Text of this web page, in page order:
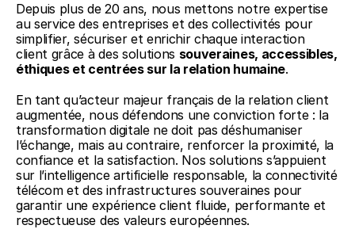
Depuis plus de 20 ans, nous mettons notre expertise
au service des entreprises et des collectivités pour
simplifier, sécuriser et enrichir chaque interaction
client grâce à des solutions souveraines, accessibles,
éthiques et centrées sur la relation humaine.
En tant qu’acteur majeur français de la relation client
augmentée, nous défendons une conviction forte : la
transformation digitale ne doit pas déshumaniser
l’échange, mais au contraire, renforcer la proximité, la
confiance et la satisfaction. Nos solutions s’appuient
sur l’intelligence artificielle responsable, la connectivité
télécom et des infrastructures souveraines pour
garantir une expérience client fluide, performante et
respectueuse des valeurs européennes.